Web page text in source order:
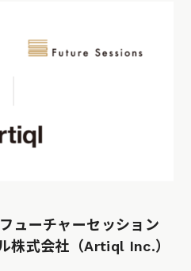
ューチャーセッション
株式会社（Artiql Inc.）